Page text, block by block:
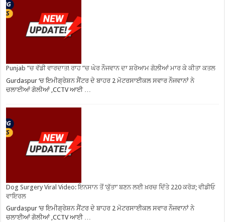
Punjab ”ਚ ਵੱਡੀ ਵਾਰਦਾਤ! ਰਾਹ ”ਚ ਘੇਰ ਨੌਜਵਾਨ ਦਾ ਸ਼ਰੇਆਮ ਗੋਲ਼ੀਆਂ ਮਾਰ ਕੇ ਕੀਤਾ ਕਤਲ
Gurdaspur ‘ਚ ਇਮੀਗ੍ਰੇਸ਼ਨ ਸੈਂਟਰ ਦੇ ਬਾਹਰ 2 ਮੋਟਰਸਾਈਕਲ ਸਵਾਰ ਨੌਜਵਾਨਾਂ ਨੇ
ਚਲਾਈਆਂ ਗੋਲੀਆਂ ,CCTV ਆਈ …
Dog Surgery Viral Video: ਇਨਸਾਨ ਤੋਂ ‘ਕੁੱਤਾ’ ਬਣਨ ਲਈ ਖ਼ਰਚ ਦਿੱਤੇ 220 ਕਰੋੜ; ਵੀਡੀਓ
ਵਾਇਰਲ
Gurdaspur ‘ਚ ਇਮੀਗ੍ਰੇਸ਼ਨ ਸੈਂਟਰ ਦੇ ਬਾਹਰ 2 ਮੋਟਰਸਾਈਕਲ ਸਵਾਰ ਨੌਜਵਾਨਾਂ ਨੇ
ਚਲਾਈਆਂ ਗੋਲੀਆਂ ,CCTV ਆਈ …